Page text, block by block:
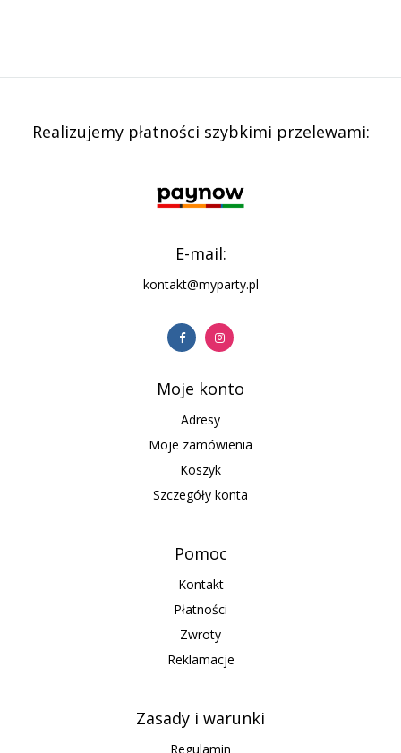
Realizujemy płatności szybkimi przelewami:
E-mail:
kontakt@myparty.pl
Moje konto
Adresy
Moje zamówienia
Koszyk
Szczegóły konta
Pomoc
Kontakt
Płatności
Zwroty
Reklamacje
Zasady i warunki
Regulamin